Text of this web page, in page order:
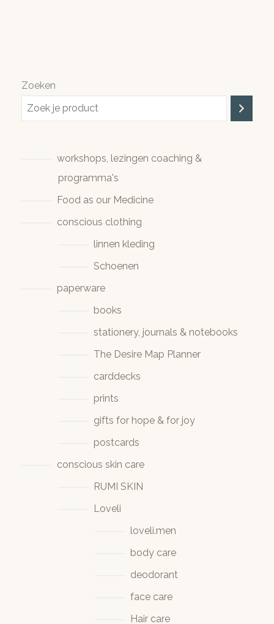
Zoeken
workshops, lezingen coaching &
programma's
Food as our Medicine
conscious clothing
linnen kleding
Schoenen
paperware
books
stationery, journals & notebooks
The Desire Map Planner
carddecks
prints
gifts for hope & for joy
postcards
conscious skin care
RUMI SKIN
Loveli
loveli.men
body care
deodorant
face care
Hair care